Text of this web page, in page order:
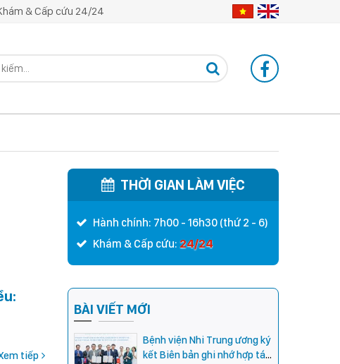
& Cấp cứu 24/24
tiếp
THỜI GIAN LÀM VIỆC
Hành chính: 7h00 - 16h30 (thứ 2 - 6)
Khám & Cấp cứu: 24/24
BÀI VIẾT MỚI
Bệnh viện Nhi Trung ương ký
kết Biên bản ghi nhớ hợp tác